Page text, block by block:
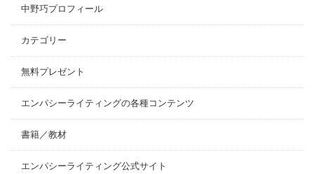
中野巧プロフィール
カテゴリー
無料プレゼント
エンパシーライティングの各種コンテンツ
書籍／教材
エンパシーライティング公式サイト